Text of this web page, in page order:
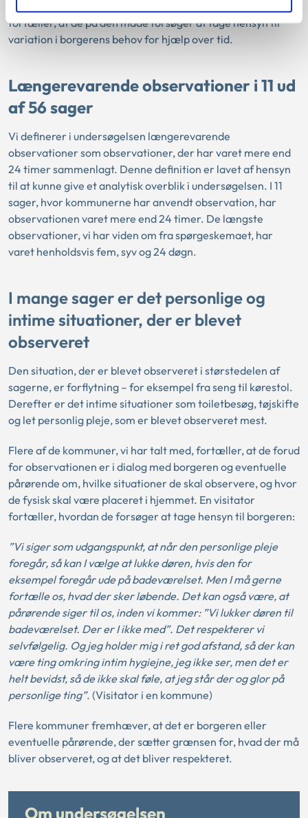
fortæller, at de på den måde forsøger at tage hensyn til
variation i borgerens behov for hjælp over tid.
Længerevarende observationer i 11 ud
af 56 sager
Vi definerer i undersøgelsen længerevarende
observationer som observationer, der har varet mere end
24 timer sammenlagt. Denne definition er lavet af hensyn
til at kunne give et analytisk overblik i undersøgelsen. I 11
sager, hvor kommunerne har anvendt observation, har
observationen varet mere end 24 timer. De længste
observationer, vi har viden om fra spørgeskemaet, har
varet henholdsvis fem, syv og 24 døgn.
I mange sager er det personlige og
intime situationer, der er blevet
observeret
Den situation, der er blevet observeret i størstedelen af
sagerne, er forflytning – for eksempel fra seng til kørestol.
Derefter er det intime situationer som toiletbesøg, tøjskifte
og let personlig pleje, som er blevet observeret mest.
Flere af de kommuner, vi har talt med, fortæller, at de forud
for observationen er i dialog med borgeren og eventuelle
pårørende om, hvilke situationer de skal observere, og hvor
de fysisk skal være placeret i hjemmet. En visitator
fortæller, hvordan de forsøger at tage hensyn til borgeren:
”Vi siger som udgangspunkt, at når den personlige pleje
foregår, så kan I vælge at lukke døren, hvis den for
eksempel foregår ude på badeværelset. Men I må gerne
fortælle os, hvad der sker løbende. Det kan også være, at
pårørende siger til os, inden vi kommer: ”Vi lukker døren til
badeværelset. Der er I ikke med”. Det respekterer vi
selvfølgelig. Og jeg holder mig i ret god afstand, så der kan
være ting omkring intim hygiejne, jeg ikke ser, men det er
helt bevidst, så de ikke skal føle, at jeg står der og glor på
personlige ting”. (Visitator i en kommune)
Flere kommuner fremhæver, at det er borgeren eller
eventuelle pårørende, der sætter grænsen for, hvad der må
bliver observeret, og at det bliver respekteret.
Om undersøgelsen